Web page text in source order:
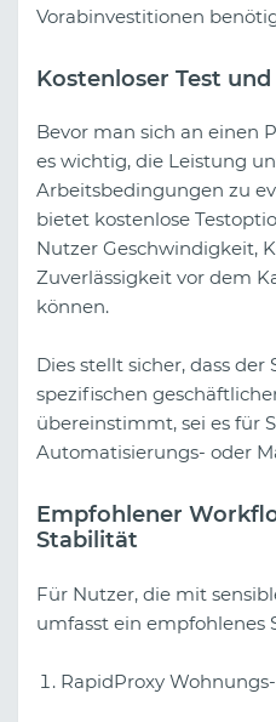
Vorabinvestitionen
Kostenloser Test
Bevor man sich an einen
es wichtig, die Leistung
Arbeitsbedingungen zu
bietet kostenlose
Nutzer Geschwindigkeit,
Zuverlässigkeit vor dem
können.
Dies stellt sicher, dass der
spezifischen
übereinstimmt, sei es für
Automatisierungs- oder
Empfohlener
Stabilität
Für Nutzer, die mit
umfasst ein empfohlenes
RapidProxy